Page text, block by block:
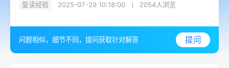
复读经验 2025-07-29 10:18:00 2054人浏览
问题相似，细节不同，提问获取针对解答 提问